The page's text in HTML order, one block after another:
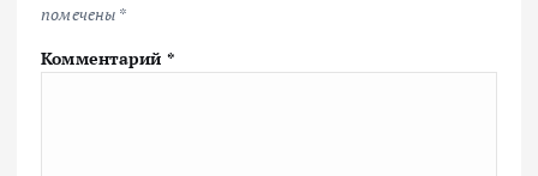
помечены *
Комментарий *